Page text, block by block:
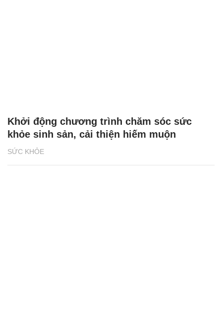
SỨC KHỎE
Khởi động chương trình chăm sóc sức
khỏe sinh sản, cải thiện hiếm muộn